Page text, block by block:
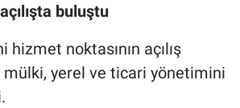
buluştu
hizmet noktasının açılış
yerel ve ticari yönetimini